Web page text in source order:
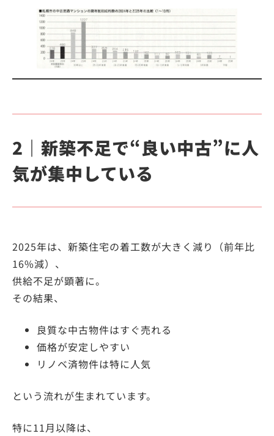
2｜新築不足で“良い中古”に人
気が集中している
2025年は、新築住宅の着工数が大きく減り（前年比
16%減）、
供給不足が顕著に。
その結果、
良質な中古物件はすぐ売れる
価格が安定しやすい
リノベ済物件は特に人気
という流れが生まれています。
特に11月以降は、